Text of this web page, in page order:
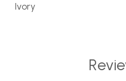
Ivory